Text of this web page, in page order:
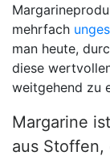
mehrfach
man heute,
diese
weitgehend zu
Margarine
aus